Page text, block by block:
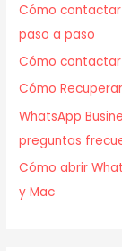
Cómo contactar
paso a paso
Cómo
Cómo
WhatsApp
preguntas
Cómo abrir
y Mac